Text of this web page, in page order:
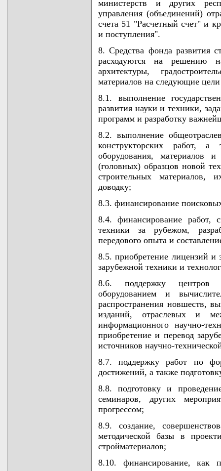
министерств и других
управления (объединений)
счета 51 "Расчетный счет" и
и поступления".
8. Средства фонда развития
расходуются на решению
архитектуры,
материалов на следующие
8.1. выполнение
развития науки и техники,
программ и разработку
8.2. выполнение
конструкторских работ, а
оборудования, материалов
(головных) образцов новой
строительных материалов,
доводку;
8.3. финансирование
8.4. финансирование работ,
техники за рубежом,
передового опыта и
8.5. приобретение лицензий и
зарубежной техники и
8.6. поддержку центров
оборудованием и
распространения новшеств,
изданий, отраслевых и
информационного научно-
приобретение и перевод
источников научно-
8.7. поддержку работ по
достижений, а также
8.8. подготовку и
семинаров, других
прогрессом;
8.9. создание,
методической базы в
стройматериалов;
8.10. финансирование, как